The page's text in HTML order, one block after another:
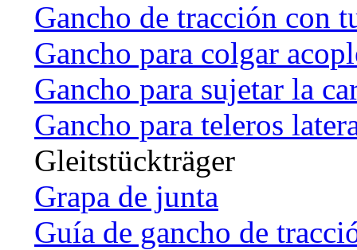
Gancho de tracción con
Gancho para colgar
Gancho para sujetar la
Gancho para teleros
Gleitstückträger
Grapa de junta
Guía de gancho de